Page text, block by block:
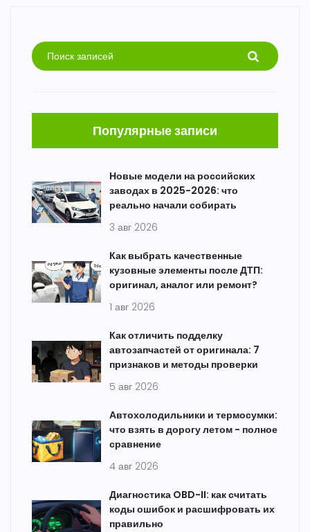
Популярные записи
Новые модели на российских
заводах в 2025-2026: что
реально начали собирать
3 авг 2026
Как выбрать качественные
кузовные элементы после ДТП:
оригинал, аналог или ремонт?
1 авг 2026
Как отличить подделку
автозапчастей от оригинала: 7
признаков и методы проверки
5 авг 2026
Автохолодильники и термосумки:
что взять в дорогу летом - полное
сравнение
4 авг 2026
Диагностика OBD-II: как считать
коды ошибок и расшифровать их
правильно